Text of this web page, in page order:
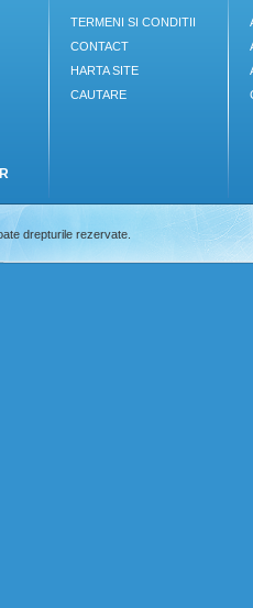
TERMENI SI CONDITII
CONTACT
HARTA SITE
CAUTARE
drepturile rezervate.